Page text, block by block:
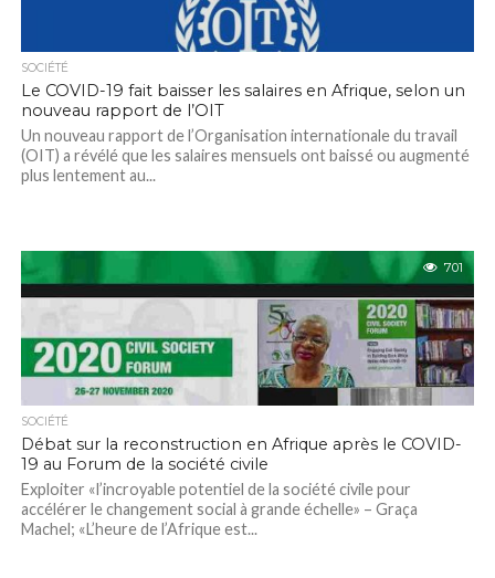
SOCIÉTÉ
Le COVID-19 fait baisser les salaires en Afrique, selon un
nouveau rapport de l’OIT
Un nouveau rapport de l’Organisation internationale du travail
(OIT) a révélé que les salaires mensuels ont baissé ou augmenté
plus lentement au...
701
SOCIÉTÉ
Débat sur la reconstruction en Afrique après le COVID-
19 au Forum de la société civile
Exploiter «l’incroyable potentiel de la société civile pour
accélérer le changement social à grande échelle» – Graça
Machel; «L’heure de l’Afrique est...